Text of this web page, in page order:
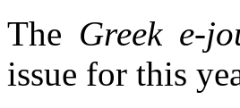
The Greek e-
issue for this